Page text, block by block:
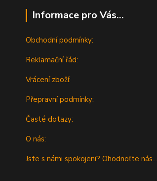
Informace pro Vás...
Obchodní podmínky:
Reklamační řád:
Vrácení zboží:
Přepravní podmínky:
Časté dotazy:
O nás:
Jste s námi spokojeni? Ohodnoťte nás...